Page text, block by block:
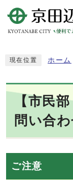
現在位置 ホーム
【市民
問い合
ご注意